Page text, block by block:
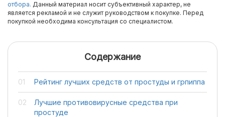
отбора. Данный материал носит субъективный характер, не
является рекламой и не служит руководством к покупке. Перед
покупкой необходима консультация со специалистом.
Содержание
Рейтинг лучших средств от простуды и грпиппа
Лучшие противовирусные средства при
простуде